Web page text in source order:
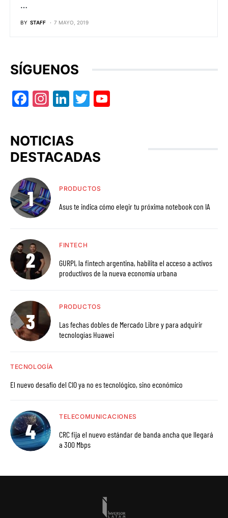
…
BY STAFF 7 MAYO, 2019
SÍGUENOS
Facebook
Instagram
LinkedIn
Twitter
NOTICIAS
DESTACADAS
PRODUCTOS
Asus te indica cómo elegir tu próxima notebook con IA
FINTECH
GURPI, la fintech argentina, habilita el acceso a activos
productivos de la nueva economía urbana
PRODUCTOS
Las fechas dobles de Mercado Libre y para adquirir
tecnologías Huawei
TECNOLOGÍA
El nuevo desafío del CIO ya no es tecnológico, sino económico
TELECOMUNICACIONES
CRC fija el nuevo estándar de banda ancha que llegará
a 300 Mbps